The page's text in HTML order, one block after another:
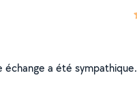
échange a été sympathique.